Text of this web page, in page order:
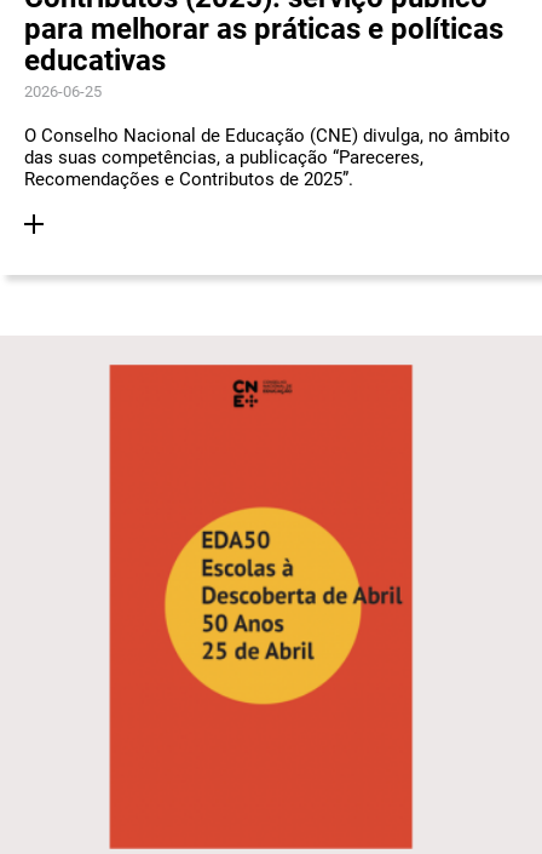
para melhorar as práticas e políticas
educativas
2026-06-25
O Conselho Nacional de Educação (CNE) divulga, no âmbito
das suas competências, a publicação “Pareceres,
Recomendações e Contributos de 2025”.